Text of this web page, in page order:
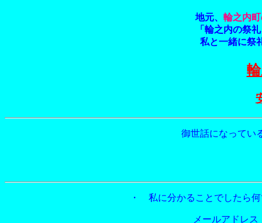
地元、 輪之内
「輪之内の祭
私と一緒に
御世話になってい
・ 私に分かることでしたら
メールアドレ